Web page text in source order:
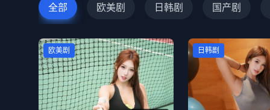
全部 欧美剧 日韩剧 国产剧
欧美剧 日韩剧